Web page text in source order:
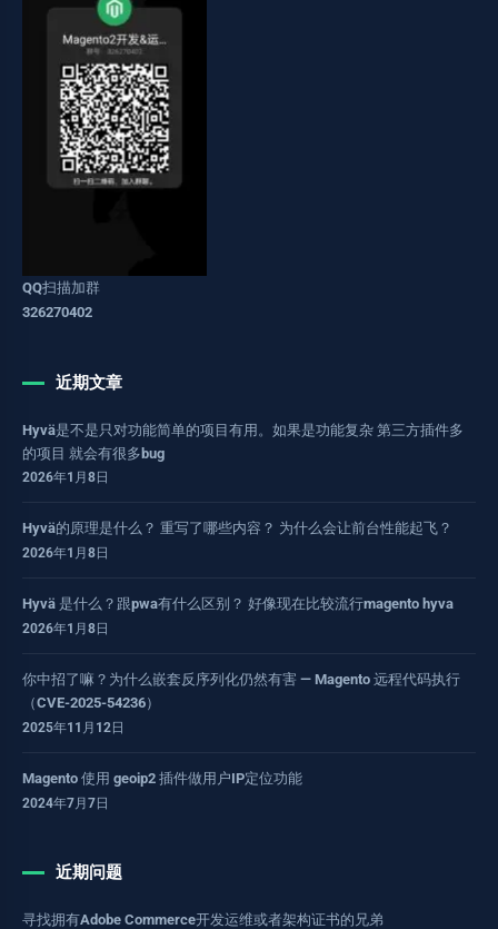
QQ扫描加群
326270402
近期文章
Hyvä是不是只对功能简单的项目有用。如果是功能复杂 第三方插件多
的项目 就会有很多bug
2026年1月8日
Hyvä的原理是什么？ 重写了哪些内容？ 为什么会让前台性能起飞？
2026年1月8日
Hyvä 是什么？跟pwa有什么区别？ 好像现在比较流行magento hyva
2026年1月8日
你中招了嘛？为什么嵌套反序列化仍然有害 — Magento 远程代码执行
（CVE-2025-54236）
2025年11月12日
Magento 使用 geoip2 插件做用户IP定位功能
2024年7月7日
近期问题
寻找拥有Adobe Commerce开发运维或者架构证书的兄弟